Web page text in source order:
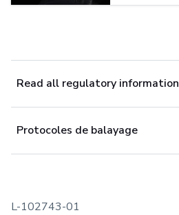
Read all regulatory information
Protocoles de balayage
L-102743-01